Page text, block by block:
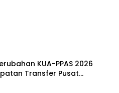
KUA-PPAS 2026
Transfer Pusat
Miliar